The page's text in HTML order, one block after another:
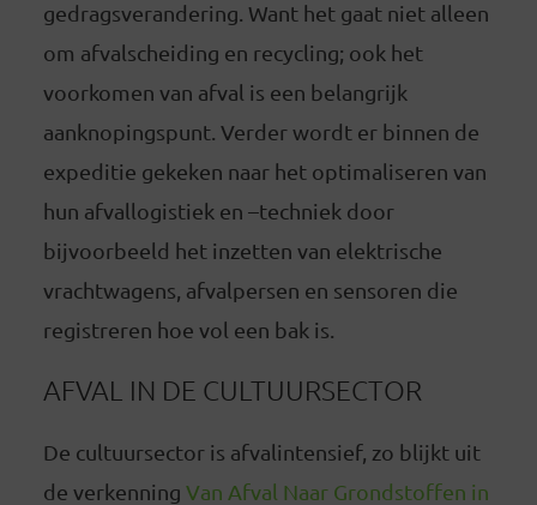
gedragsverandering. Want het gaat niet alleen
om afvalscheiding en recycling; ook het
voorkomen van afval is een belangrijk
aanknopingspunt. Verder wordt er binnen de
expeditie gekeken naar het optimaliseren van
hun afvallogistiek en –techniek door
bijvoorbeeld het inzetten van elektrische
vrachtwagens, afvalpersen en sensoren die
registreren hoe vol een bak is.
AFVAL IN DE CULTUURSECTOR
De cultuursector is afvalintensief, zo blijkt uit
de verkenning Van Afval Naar Grondstoffen in